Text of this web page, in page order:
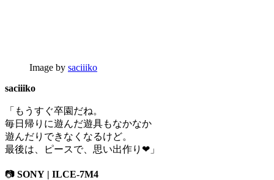
Image by saciiiko
saciiiko
「もうすぐ卒園だね。
毎日帰りに遊んだ遊具もなかなか
遊んだりできなくなるけど。
最後は、ピースで、思い出作り❤︎」
📷 SONY | ILCE-7M4